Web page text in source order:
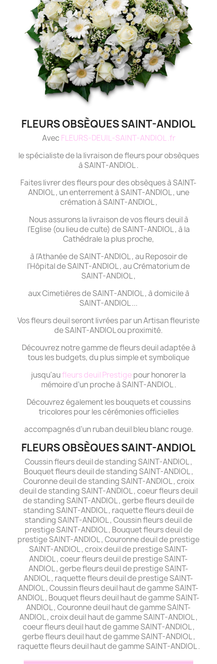
FLEURS OBSÈQUES SAINT-ANDIOL
Avec FLEURS-DEUIL-SAINT-ANDIOL .fr
le spécialiste de la livraison de fleurs pour obsèques
à SAINT-ANDIOL .
Faites livrer des fleurs pour des obsèques à SAINT-
ANDIOL , un enterrement à SAINT-ANDIOL , une
crémation à SAINT-ANDIOL ,
Nous assurons la livraison de vos fleurs deuil à
l'Eglise (ou lieu de culte) de SAINT-ANDIOL , à la
Cathédrale la plus proche,
à l'Athanée de SAINT-ANDIOL , au Reposoir de
l'Hôpital de SAINT-ANDIOL , au Crématorium de
SAINT-ANDIOL ,
aux Cimetières de SAINT-ANDIOL , à domicile à
SAINT-ANDIOL ...
Vos fleurs deuil seront livrées par un Artisan fleuriste
de SAINT-ANDIOL ou proximité.
Découvrez notre gamme de fleurs deuil adaptée à
tous les budgets, du plus simple et symbolique
jusqu'aufleurs deuil Prestigepour honorer la
mémoire d'un proche à SAINT-ANDIOL .
Découvrez également les bouquets et coussins
tricolores pour les cérémonies officielles
accompagnés d'un ruban deuil bleu blanc rouge.
FLEURS OBSÈQUES SAINT-ANDIOL
Coussin fleurs deuil de standing SAINT-ANDIOL ,
Bouquet fleurs deuil de standing SAINT-ANDIOL ,
Couronne deuil de standing SAINT-ANDIOL , croix
deuil de standing SAINT-ANDIOL , coeur fleurs deuil
de standing SAINT-ANDIOL , gerbe fleurs deuil de
standing SAINT-ANDIOL , raquette fleurs deuil de
standing SAINT-ANDIOL , Coussin fleurs deuil de
prestige SAINT-ANDIOL , Bouquet fleurs deuil de
prestige SAINT-ANDIOL , Couronne deuil de prestige
SAINT-ANDIOL , croix deuil de prestige SAINT-
ANDIOL , coeur fleurs deuil de prestige SAINT-
ANDIOL , gerbe fleurs deuil de prestige SAINT-
ANDIOL , raquette fleurs deuil de prestige SAINT-
ANDIOL , Coussin fleurs deuil haut de gamme SAINT-
ANDIOL , Bouquet fleurs deuil haut de gamme SAINT-
ANDIOL , Couronne deuil haut de gamme SAINT-
ANDIOL , croix deuil haut de gamme SAINT-ANDIOL ,
coeur fleurs deuil haut de gamme SAINT-ANDIOL ,
gerbe fleurs deuil haut de gamme SAINT-ANDIOL ,
raquette fleurs deuil haut de gamme SAINT-ANDIOL .